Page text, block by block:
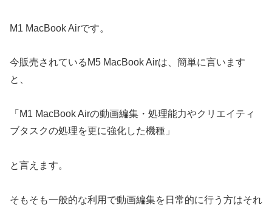
M1 MacBook Airです。
今販売されているM5 MacBook Airは、簡単に言います
と、
「M1 MacBook Airの動画編集・処理能力やクリエイティ
ブタスクの処理を更に強化した機種」
と言えます。
そもそも一般的な利用で動画編集を日常的に行う方はそれ